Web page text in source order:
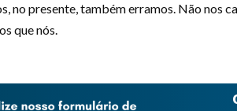
no presente, também erramos. Não nos
que nós.